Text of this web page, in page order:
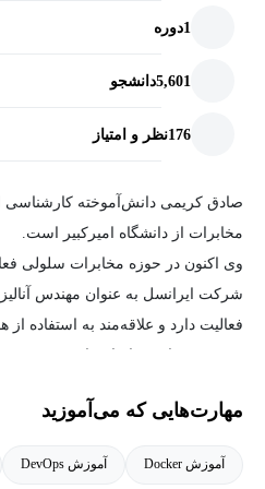
مهارت‌هایی که بعد از
مقدماتی خواهید داشت؟
استفاده از docker و میکروسرویس‌ها برای پیاده‌سازی نرم‌افزار
نرم‌افزارها در محیط UAT
اجرای نرم‌افزارهای مستقل
1دوره
5,601دانشجو
176نظر و امتیاز
صادق کریمی دانش‌آموخته
مخابرات از دانشگاه امیرکبیر است.
وی اکنون در حوزه مخابرات سلولی
شرکت ایرانسل به عنوان مهندس
فعالیت دارد و علاقه‌مند به استفاده
Telco cloud فعالیت دارد.
مهارت‌هایی که می‌آموزید
آموزش Docker آموزش DevOps